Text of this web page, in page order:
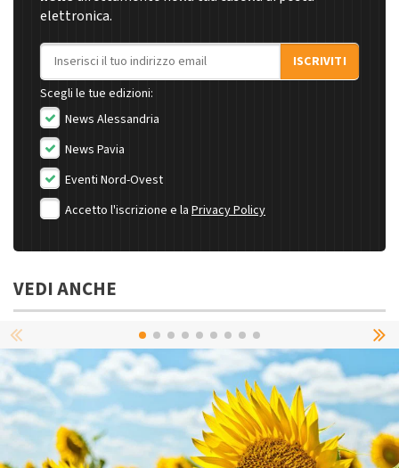
elettronica.
Indirizzo email
ISCRIVITI
Scegli le tue edizioni:
News Alessandria
News Pavia
Eventi Nord-Ovest
Accetto l'iscrizione e la Privacy Policy
VEDI ANCHE